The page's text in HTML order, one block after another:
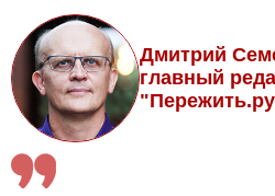
Дмитрий
главный